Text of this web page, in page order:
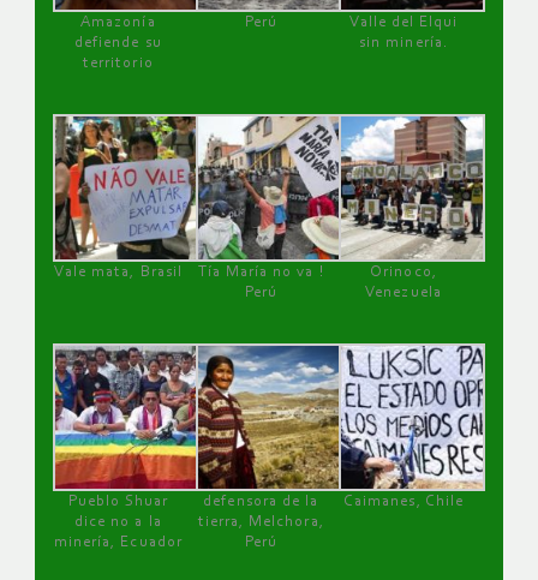
Amazonía
defiende su
territorio
Perú
Valle del Elqui
sin minería.
Vale mata, Brasil
Tía María no va !
Perú
Orinoco,
Venezuela
Pueblo Shuar
dice no a la
minería, Ecuador
defensora de la
tierra, Melchora,
Perú
Caimanes, Chile